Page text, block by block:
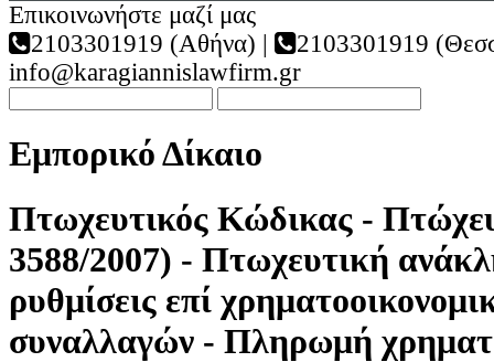
Επικοινωνήστε μαζί μας
2103301919 (Αθήνα) |
2103301919
info@karagiannislawfirm.gr
Εμπορικό Δίκαιο
Πτωχευτικός Κώδικας -
3588/2007) - Πτωχευτική
ρυθμίσεις επί
συναλλαγών - Πληρωμή